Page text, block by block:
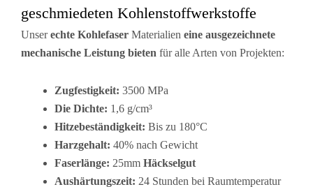
geschmiedeten Kohlenstoffwerkstoffe
Unserechte Kohlefaser Materialien eine ausgezeichnete
mechanische Leistung bieten für alle Arten von Projekten:
Zugfestigkeit: 3500 MPa
Die Dichte: 1,6 g/cm³
Hitzebeständigkeit: Bis zu 180°C
Harzgehalt: 40% nach Gewicht
Faserlänge: 25mm Häckselgut
Aushärtungszeit: 24 Stunden bei Raumtemperatur